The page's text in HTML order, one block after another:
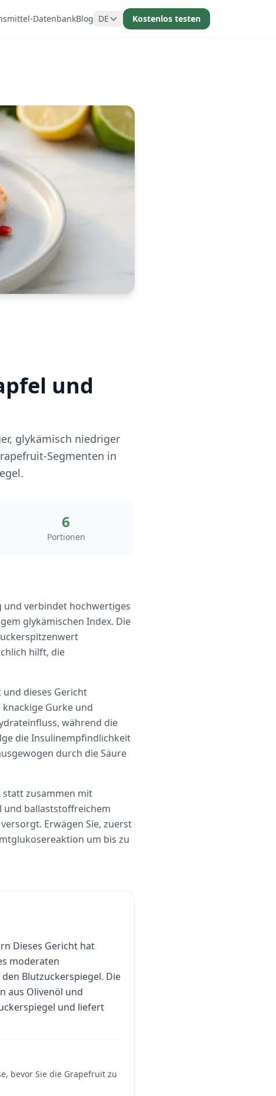
DatenbankBlog DE Kostenlos testen
und
glykämisch niedriger
Segmenten in
6
Portionen
verbindet hochwertiges
glykämischen Index. Die
hilft, die
dieses Gericht
Gurke und
während die
die Insulinempfindlichkeit
durch die Säure
statt zusammen mit
und ballaststoffreichem
Erwägen Sie, zuerst
um bis zu
Dieses Gericht hat
moderaten
Blutzuckerspiegel. Die
aus Olivenöl und
und liefert
bevor Sie die Grapefruit zu